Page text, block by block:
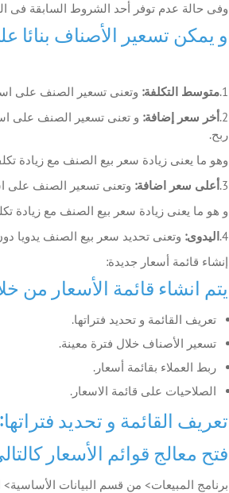
وفى حالة عدم توفر أحد الشروط السابقة فى
و يمكن تسعير الأصناف
1. متوسط التكلفة: وتعنى تسعير الصنف على
2. أخر سعر إضافة: و تعنى تسعير الصنف على
ربح.
وهو ما يعنى زيادة سعر بيع الصنف مع زيادة
3. أعلى سعر اضافة: وتعنى تسعير الصنف على
و هو ما يعنى زيادة سعر بيع الصنف مع زيادة
4.اليدوى: وتعنى تحديد سعر بيع الصنف يدويا
إنشاء قائمة أسعار جديدة:
يتم انشاء قائمة الأسعار من
تعريف القائمة و تحديد فتراتها.
تسعير الأصناف خلال فترة معينة.
ربط العملاء بقائمة أسعار.
الصلاحيات على قائمة الاسعار.
تعريف القائمة و تحديد فتراتها:
فتح معالج قوائم الأسعار
برنامج المبيعات> من قسم البيانات